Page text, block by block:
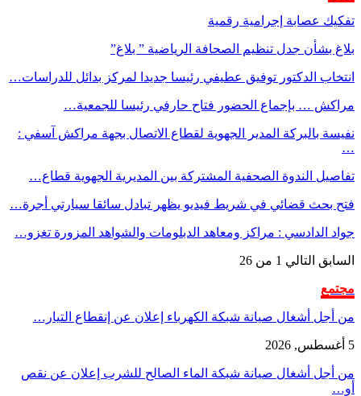
تفكيك عصابة إجرامية رقمية
بلاغ بشأن جدل تنظيم الصحافة الرياضية ” بلاغ”
انتخاب الدكتور توفيق عطيفي رئيسا جديدا لمركز بدائل للدراسات…
مراكش … بإجماع الحضور فتاح حارفي رئيسا للجمعية…
نفيسة بالبركة المدير الجهوية لقطاع الاتصال بجهة مراكش آسفي :
…
تفاصيل الندوة الصحفية المشتركة بين المديرية الجهوية قطاع…
فتح بحث قضائي في شريط فيديو يظهر تبادل سائقا سيارتي أجرة…
جواد الدادسي : مراكز ومعاهد الدبلومات والشواهد المزورة تغزو…
السابق التالي 1 من 26
مجتمع
من أجل أشغال صيانة شبكة الكهرباء إعلان عن إنقطاع التيار…
5 أغسطس, 2026
من أجل أشغال صيانة شبكة الماء الصالح للشرب إعلان عن نقص
أو…